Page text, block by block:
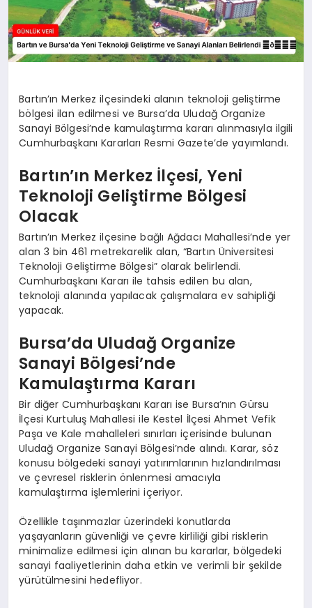
Bartın’ın Merkez ilçesindeki alanın teknoloji geliştirme
bölgesi ilan edilmesi ve Bursa’da Uludağ Organize
Sanayi Bölgesi’nde kamulaştırma kararı alınmasıyla ilgili
Cumhurbaşkanı Kararları Resmi Gazete’de yayımlandı.
Bartın’ın Merkez İlçesi, Yeni
Teknoloji Geliştirme Bölgesi
Olacak
Bartın’ın Merkez ilçesine bağlı Ağdacı Mahallesi’nde yer
alan 3 bin 461 metrekarelik alan, “Bartın Üniversitesi
Teknoloji Geliştirme Bölgesi” olarak belirlendi.
Cumhurbaşkanı Kararı ile tahsis edilen bu alan,
teknoloji alanında yapılacak çalışmalara ev sahipliği
yapacak.
Bursa’da Uludağ Organize
Sanayi Bölgesi’nde
Kamulaştırma Kararı
Bir diğer Cumhurbaşkanı Kararı ise Bursa’nın Gürsu
İlçesi Kurtuluş Mahallesi ile Kestel İlçesi Ahmet Vefik
Paşa ve Kale mahalleleri sınırları içerisinde bulunan
Uludağ Organize Sanayi Bölgesi’nde alındı. Karar, söz
konusu bölgedeki sanayi yatırımlarının hızlandırılması
ve çevresel risklerin önlenmesi amacıyla
kamulaştırma işlemlerini içeriyor.
Özellikle taşınmazlar üzerindeki konutlarda
yaşayanların güvenliği ve çevre kirliliği gibi risklerin
minimalize edilmesi için alınan bu kararlar, bölgedeki
sanayi faaliyetlerinin daha etkin ve verimli bir şekilde
yürütülmesini hedefliyor.